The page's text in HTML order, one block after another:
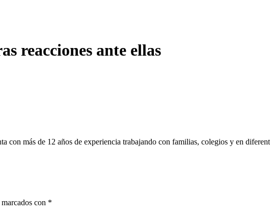
reacciones ante ellas
más de 12 años de experiencia trabajando con familias, colegios y en
con *